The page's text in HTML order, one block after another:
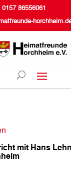
0157 86556061
mit Hans